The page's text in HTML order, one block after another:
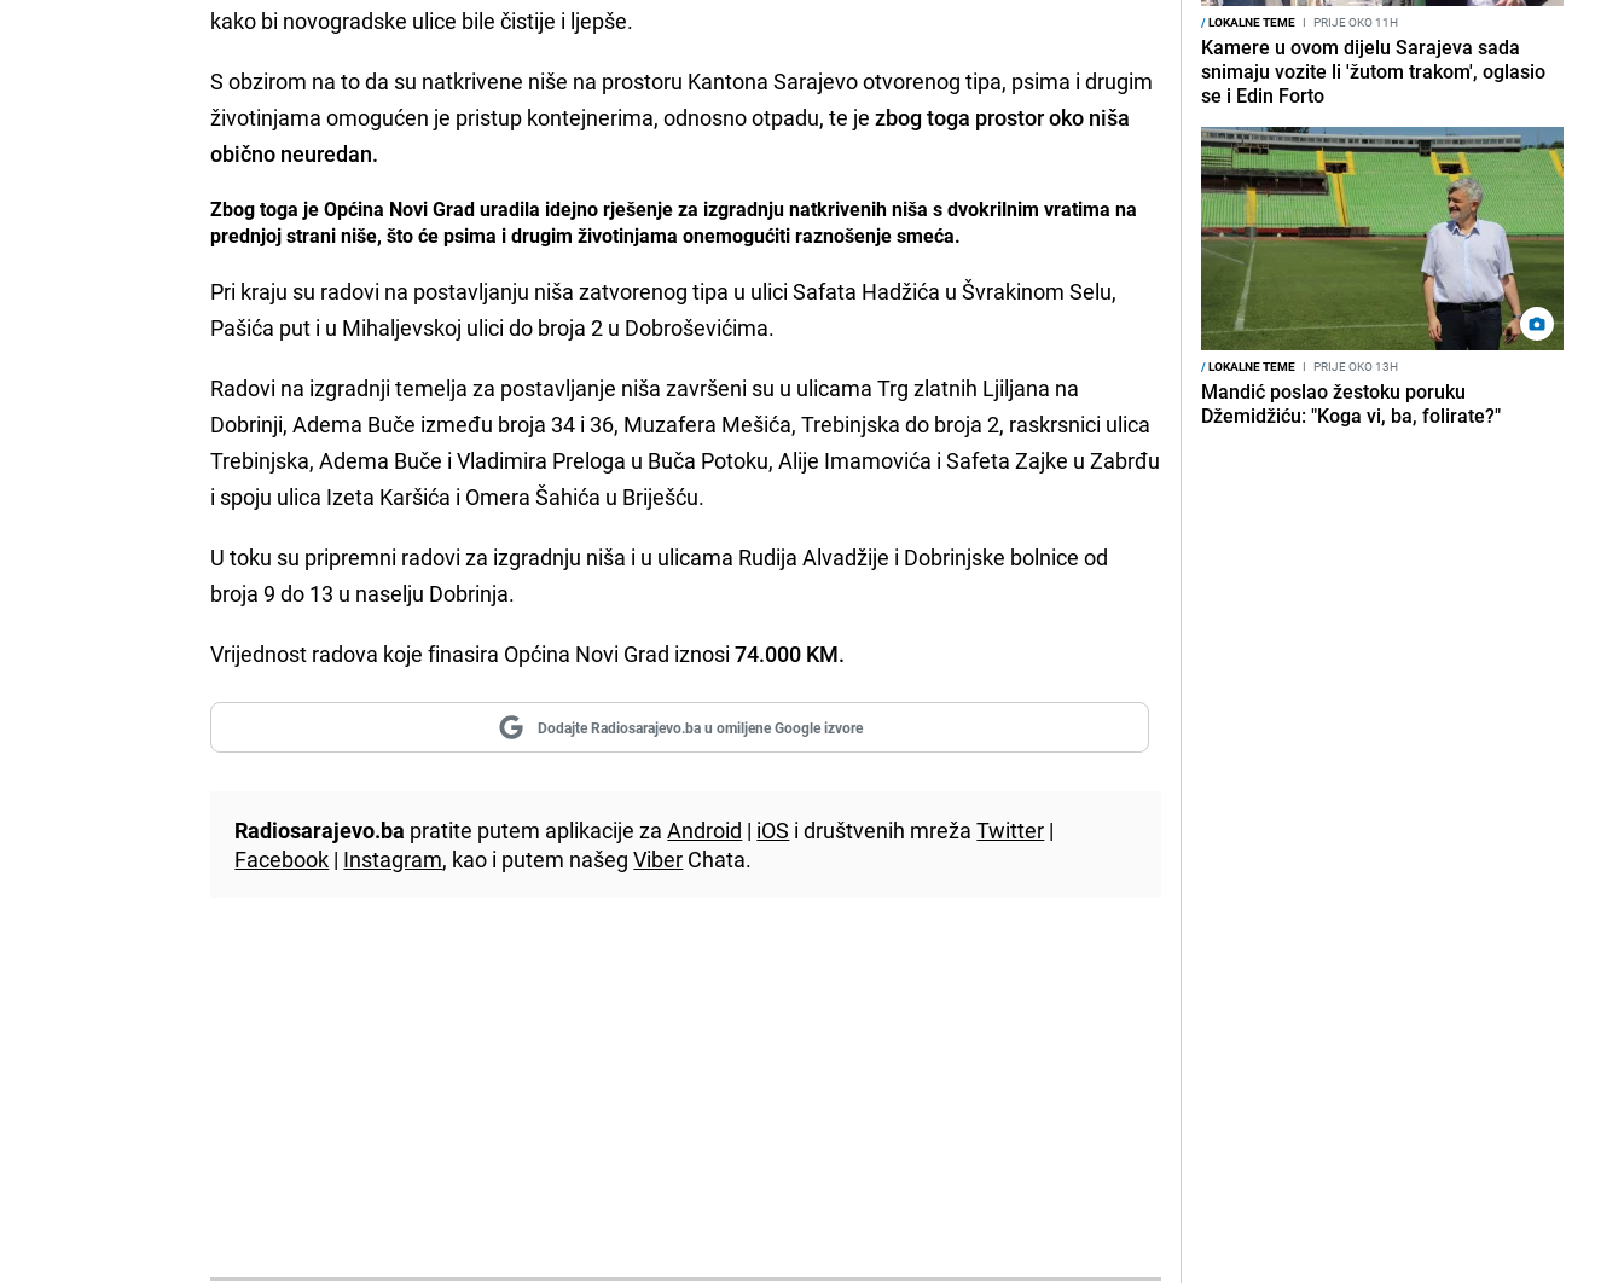
kako bi novogradske ulice bile čistije i ljepše.
S obzirom na to da su natkrivene niše na prostoru Kantona Sarajevo otvorenog tipa, psima i drugim
životinjama omogućen je pristup kontejnerima, odnosno otpadu, te jezbog toga prostor oko niša
obično neuredan.
Zbog toga je Općina Novi Grad uradila idejno rješenje za izgradnju natkrivenih niša s dvokrilnim vratima na
prednjoj strani niše, što će psima i drugim životinjama onemogućiti raznošenje smeća.
Pri kraju su radovi na postavljanju niša zatvorenog tipa u ulici Safata Hadžića u Švrakinom Selu,
Pašića put i u Mihaljevskoj ulici do broja 2 u Dobroševićima.
Radovi na izgradnji temelja za postavljanje niša završeni su u ulicama Trg zlatnih Ljiljana na
Dobrinji, Adema Buče između broja 34 i 36, Muzafera Mešića, Trebinjska do broja 2, raskrsnici ulica
Trebinjska, Adema Buče i Vladimira Preloga u Buča Potoku, Alije Imamovića i Safeta Zajke u Zabrđu
i spoju ulica Izeta Karšića i Omera Šahića u Briješću.
U toku su pripremni radovi za izgradnju niša i u ulicama Rudija Alvadžije i Dobrinjske bolnice od
broja 9 do 13 u naselju Dobrinja.
Vrijednost radova koje finasira Općina Novi Grad iznosi74.000 KM.
Dodajte Radiosarajevo.ba u omiljene Google izvore
Radiosarajevo.ba pratite putem aplikacije zaAndroid | iOS i društvenih mrežaTwitter |
Facebook | Instagram, kao i putem našegViber Chata.
/LOKALNE TEME I PRIJE OKO 11H
Kamere u ovom dijelu Sarajeva sada
snimaju vozite li 'žutom trakom', oglasio
se i Edin Forto
/LOKALNE TEME I PRIJE OKO 13H
Mandić poslao žestoku poruku
Džemidžiću: "Koga vi, ba, folirate?"